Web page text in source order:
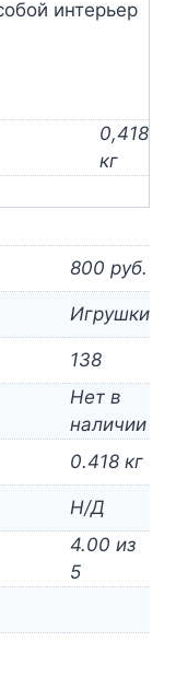
интерьер
0,418
кг
800 руб.
Игрушки
138
Нет в
наличии
0.418 кг
Н/Д
4.00 из
5